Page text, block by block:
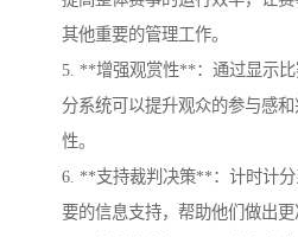
其他重要的管理工作。
5. **增强观赏性**：通过显示
分系统可以提升观众的参与感
性。
6. **支持裁判决策**：计时计
要的信息支持，帮助他们做出更